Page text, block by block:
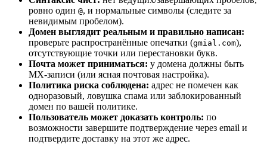
ровно один @, и нормальные символы (следите за
невидимым пробелом).
Домен выглядит реальным и правильно написан:
проверьте распространённые опечатки (gmial.com),
отсутствующие точки или перестановки букв.
Почта может приниматься: у домена должны быть
MX-записи (или ясная почтовая настройка).
Политика риска соблюдена: адрес не помечен как
одноразовый, ловушка спама или заблокированный
домен по вашей политике.
Пользователь может доказать контроль: по
возможности завершите подтверждение через email и
подтвердите доставку на этот же адрес.